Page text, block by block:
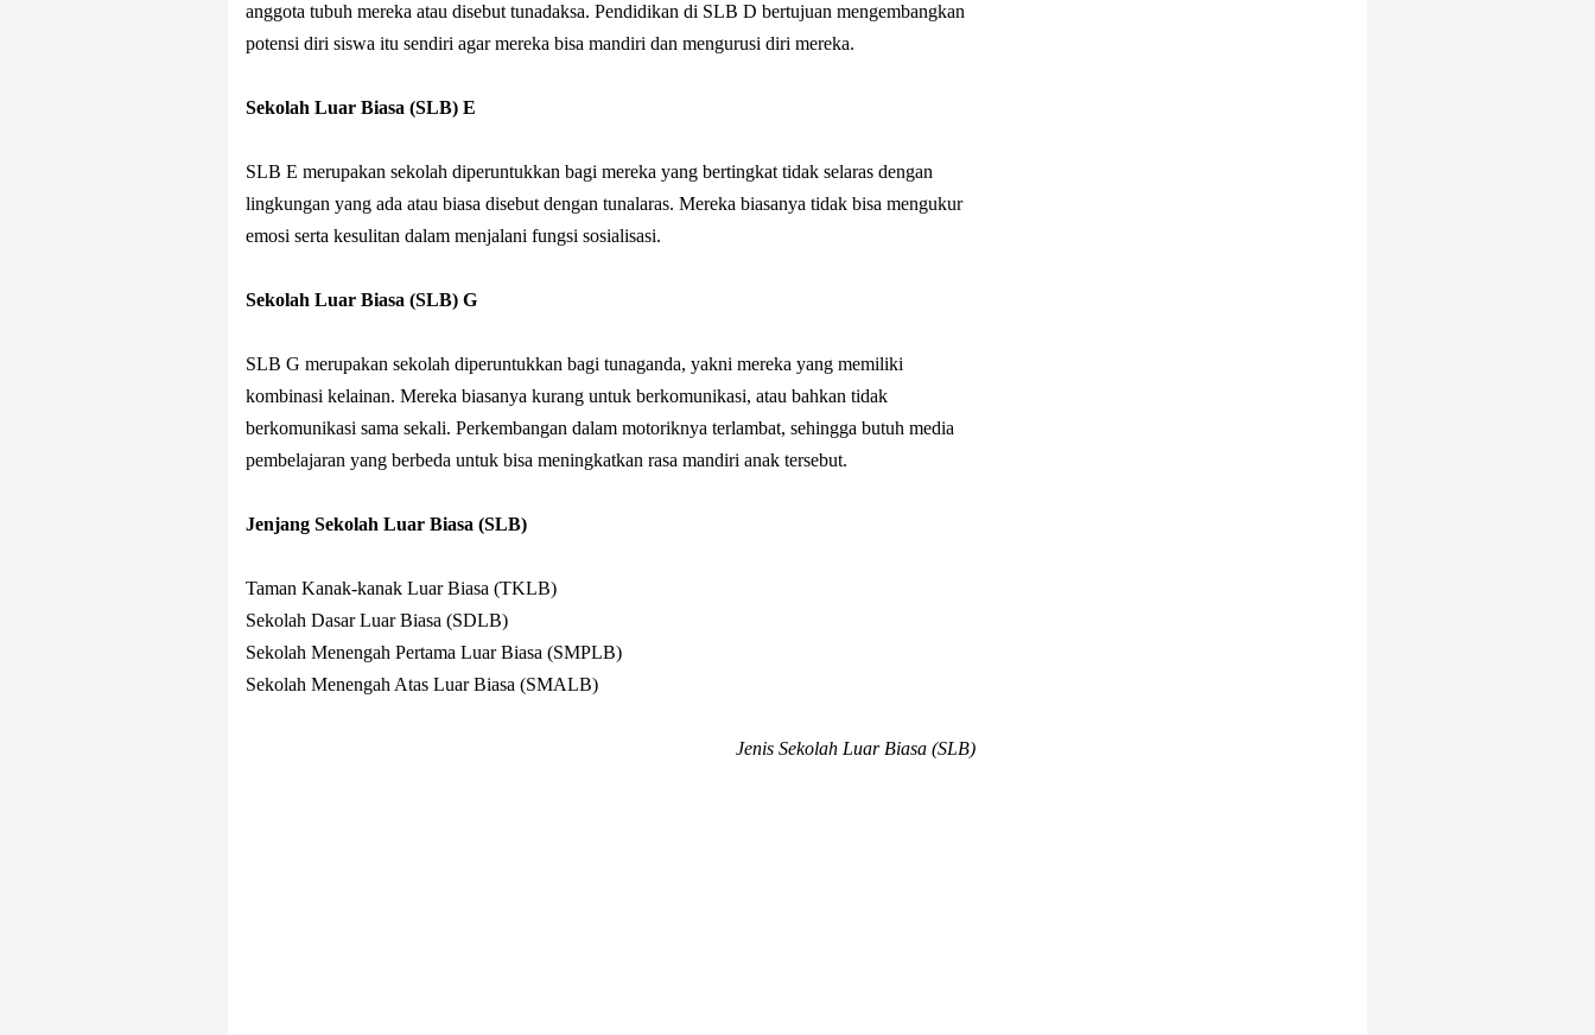
anggota tubuh mereka atau disebut tunadaksa. Pendidikan di SLB D bertujuan mengembangkan
potensi diri siswa itu sendiri agar mereka bisa mandiri dan mengurusi diri mereka.
Sekolah Luar Biasa (SLB) E
SLB E merupakan sekolah diperuntukkan bagi mereka yang bertingkat tidak selaras dengan
lingkungan yang ada atau biasa disebut dengan tunalaras. Mereka biasanya tidak bisa mengukur
emosi serta kesulitan dalam menjalani fungsi sosialisasi.
Sekolah Luar Biasa (SLB) G
SLB G merupakan sekolah diperuntukkan bagi tunaganda, yakni mereka yang memiliki
kombinasi kelainan. Mereka biasanya kurang untuk berkomunikasi, atau bahkan tidak
berkomunikasi sama sekali. Perkembangan dalam motoriknya terlambat, sehingga butuh media
pembelajaran yang berbeda untuk bisa meningkatkan rasa mandiri anak tersebut.
Jenjang Sekolah Luar Biasa (SLB)
Taman Kanak-kanak Luar Biasa (TKLB)
Sekolah Dasar Luar Biasa (SDLB)
Sekolah Menengah Pertama Luar Biasa (SMPLB)
Sekolah Menengah Atas Luar Biasa (SMALB)
Jenis Sekolah Luar Biasa (SLB)